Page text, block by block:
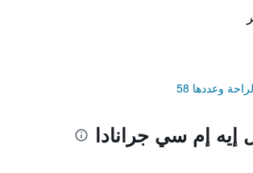
وعددها 58
إيه إم سي جرانادا